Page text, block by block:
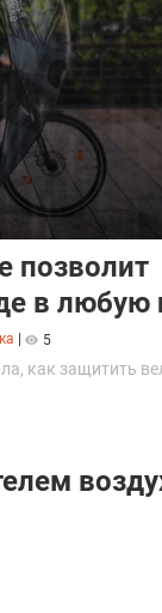
позволит
в любую
5
как защитить